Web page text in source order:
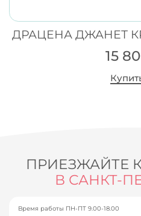
ДРАЦЕНА ДЖАНЕТ
15
ПРИЕЗЖАЙТЕ
В САНКТ-
Время работы ПН-ПТ 9.00-18.00